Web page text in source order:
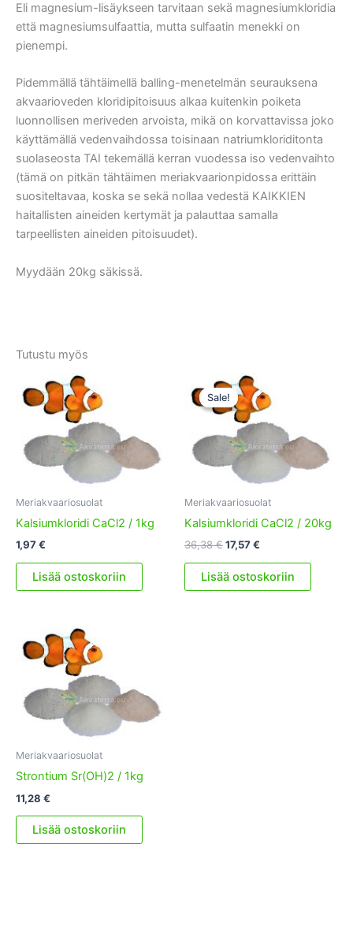
Eli magnesium-lisäykseen tarvitaan sekä magnesiumkloridia
että magnesiumsulfaattia, mutta sulfaatin menekki on
pienempi.
Pidemmällä tähtäimellä balling-menetelmän seurauksena
akvaarioveden kloridipitoisuus alkaa kuitenkin poiketa
luonnollisen meriveden arvoista, mikä on korvattavissa joko
käyttämällä vedenvaihdossa toisinaan natriumkloriditonta
suolaseosta TAI tekemällä kerran vuodessa iso vedenvaihto
(tämä on pitkän tähtäimen meriakvaarionpidossa erittäin
suositeltavaa, koska se sekä nollaa vedestä KAIKKIEN
haitallisten aineiden kertymät ja palauttaa samalla
tarpeellisten aineiden pitoisuudet).
Myydään 20kg säkissä.
Tutustu myös
Meriakvaariosuolat
Kalsiumkloridi CaCl2 / 1kg
1,97€
Lisää ostoskoriin
Sale!
Sale!
Meriakvaariosuolat
Kalsiumkloridi CaCl2 / 20kg
36,38€Alkuperäinen
oli:
36,38 €.
17,57€
on:
17,57 €.
Lisää ostoskoriin
Meriakvaariosuolat
Strontium Sr(OH)2 / 1kg
11,28 €
Lisää ostoskoriin